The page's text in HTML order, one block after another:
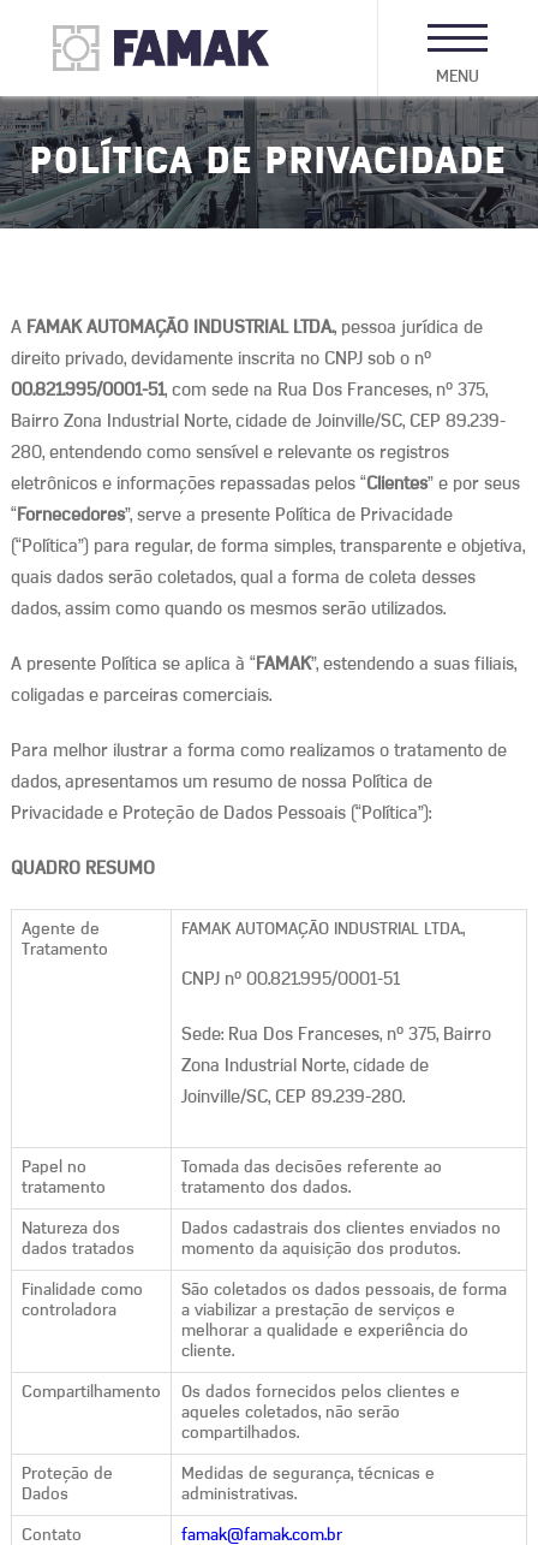
MENU
POLÍTICA DE PRIVACIDADE
A FAMAK AUTOMAÇÃO INDUSTRIAL LTDA., pessoa jurídica de
direito privado, devidamente inscrita no CNPJ sob o nº
00.821.995/0001-51, com sede na Rua Dos Franceses, nº 375,
Bairro Zona Industrial Norte, cidade de Joinville/SC, CEP 89.239-
280, entendendo como sensível e relevante os registros
eletrônicos e informações repassadas pelos “Clientes” e por seus
“Fornecedores”, serve a presente Política de Privacidade
(“Política”) para regular, de forma simples, transparente e objetiva,
quais dados serão coletados, qual a forma de coleta desses
dados, assim como quando os mesmos serão utilizados.
A presente Política se aplica à “FAMAK”, estendendo a suas filiais,
coligadas e parceiras comerciais.
Para melhor ilustrar a forma como realizamos o tratamento de
dados, apresentamos um resumo de nossa Política de
Privacidade e Proteção de Dados Pessoais (“Política”):
QUADRO RESUMO
Agente de
Tratamento
FAMAK AUTOMAÇÃO INDUSTRIAL LTDA.,
CNPJ nº 00.821.995/0001-51
Sede: Rua Dos Franceses, nº 375, Bairro
Zona Industrial Norte, cidade de
Joinville/SC, CEP 89.239-280.
Papel no
tratamento
Tomada das decisões referente ao
tratamento dos dados.
Natureza dos
dados tratados
Dados cadastrais dos clientes enviados no
momento da aquisição dos produtos.
Finalidade como
controladora
São coletados os dados pessoais, de forma
a viabilizar a prestação de serviços e
melhorar a qualidade e experiência do
cliente.
Compartilhamento
Os dados fornecidos pelos clientes e
aqueles coletados, não serão
compartilhados.
Proteção de
Dados
Medidas de segurança, técnicas e
administrativas.
Contato famak@famak.com.br